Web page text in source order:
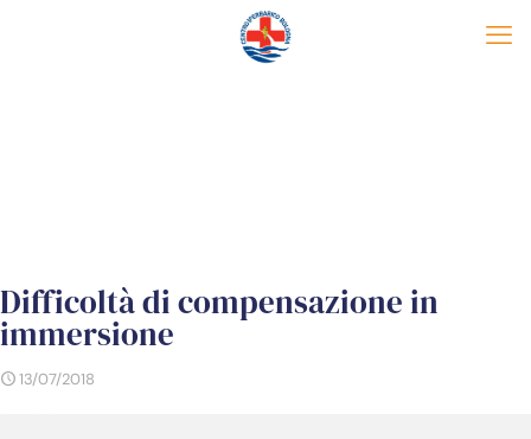
Difficoltà di compensazione in
immersione
13/07/2018